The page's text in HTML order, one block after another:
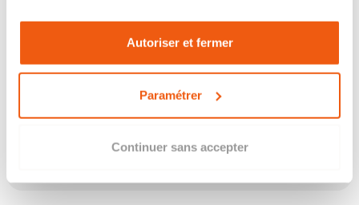
Autoriser et fermer
Paramétrer
Continuer sans accepter
Les points clés